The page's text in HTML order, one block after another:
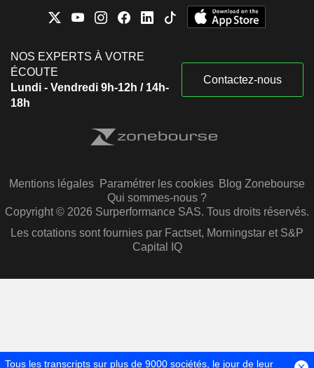
NOS EXPERTS À VOTRE
ÉCOUTE
Lundi - Vendredi 9h-12h / 14h-
18h
Contactez-nous
Mentions légales Paramétrer les cookies Blog Zonebourse
Qui sommes-nous ?
Copyright © 2026 Surperformance SAS. Tous droits réservés.
Les cotations sont fournies par Factset, Morningstar et S&P
Capital IQ
Tous les transcripts sur plus de 9000 sociétés, le jour de leur